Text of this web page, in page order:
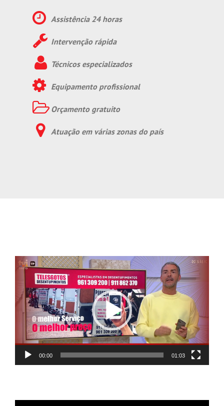
Assistência 24 horas
Intervenção rápida
Técnicos especializados
Equipamento profissional
Orçamento gratuito
Atuação em várias zonas do país
Reprodutor
vídeo
00:00 01:03